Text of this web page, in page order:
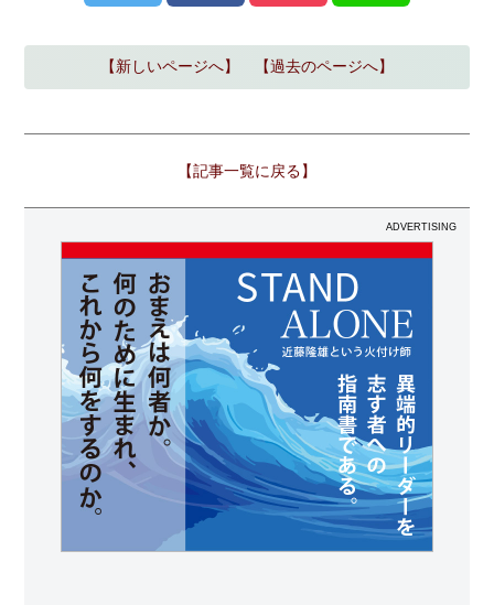
【新しいページへ】 【過去のページへ】
【記事一覧に戻る】
ADVERTISING